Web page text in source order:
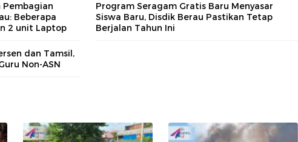
Beberapa
2 unit Laptop
Program Seragam Gratis Baru Menyasar
Siswa Baru, Disdik Berau Pastikan Tetap
Berjalan Tahun Ini
dan Tamsil,
Non-ASN